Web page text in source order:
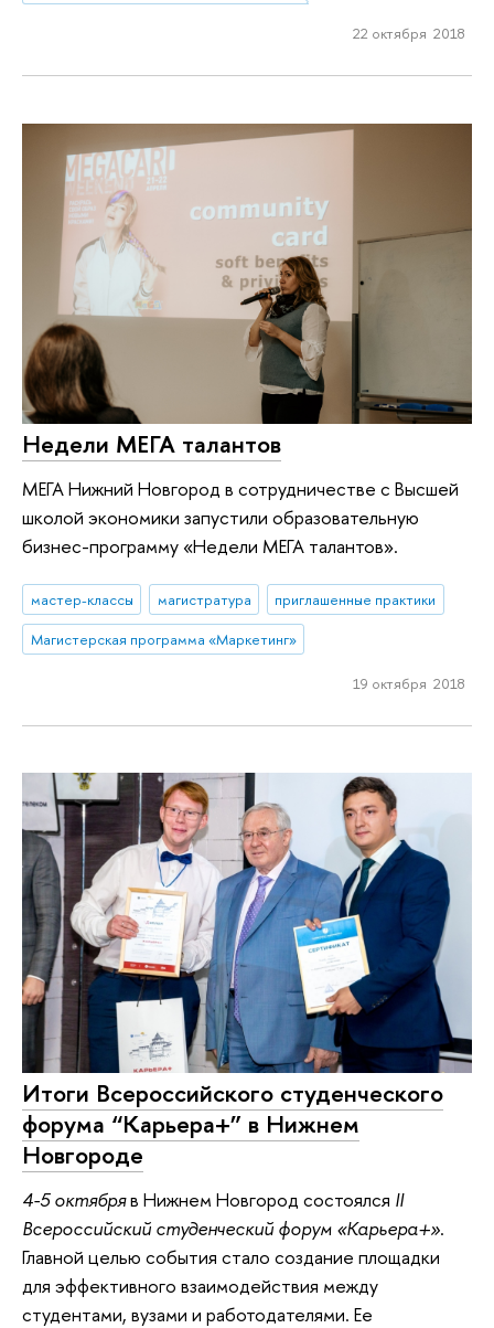
22 октября 2018
Недели МЕГА талантов
МЕГА Нижний Новгород в сотрудничестве с Высшей
школой экономики запустили образовательную
бизнес-программу «Недели МЕГА талантов».
мастер-классы магистратура
приглашенные практики
Магистерская программа «Маркетинг»
19 октября 2018
Итоги Всероссийского студенческого
форума “Карьера+” в Нижнем
Новгороде
4-5 октябряв Нижнем Новгород состоялся II
Всероссийский студенческий форум «Карьера+».
Главной целью события стало создание площадки
для эффективного взаимодействия между
студентами, вузами и работодателями. Ее